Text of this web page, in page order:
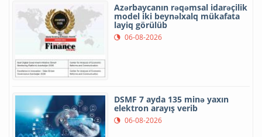
Azərbaycanın rəqəmsal idarəçilik
model iki beynəlxalq mükafata
layiq görülüb
06-08-2026
DSMF 7 ayda 135 minə yaxın
elektron arayış verib
06-08-2026